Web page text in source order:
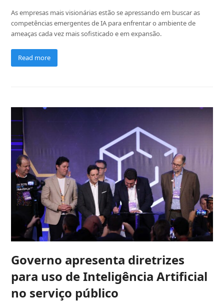
As empresas mais visionárias estão se apressando em buscar as
competências emergentes de IA para enfrentar o ambiente de
ameaças cada vez mais sofisticado e em expansão.
Read more
Governo apresenta diretrizes
para uso de Inteligência Artificial
no serviço público